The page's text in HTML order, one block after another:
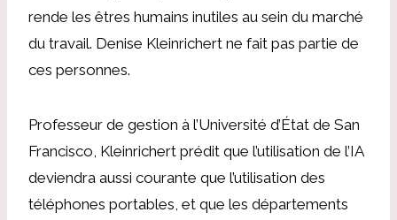
rende les êtres humains inutiles au sein du marché
du travail. Denise Kleinrichert ne fait pas partie de
ces personnes.
Professeur de gestion à l’Université d’État de San
Francisco Kleinrichert prédit que l’utilisation de l’IA
deviendra aussi courante que l’utilisation des
téléphones portables, et que les départements